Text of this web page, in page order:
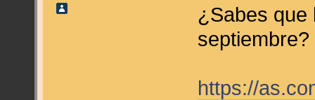
¿Sabes que
septiembre?
https://